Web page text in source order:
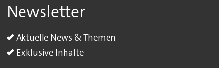
Newsletter
Aktuelle News & Themen
Exklusive Inhalte